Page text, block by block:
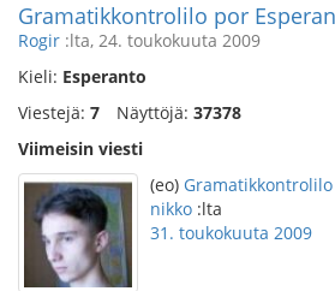
Gramatikkontrolilo por
Rogir :lta, 24. toukokuuta 2009
Kieli: Esperanto
Viestejä: 7 Näyttöjä: 37378
Viimeisin viesti
(eo)
nikko :lta
31. toukokuuta 2009